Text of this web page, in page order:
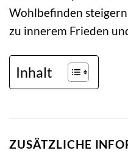
Wohlbefinden
zu innerem Frieden
Inhalt
ZUSÄTZLICHE